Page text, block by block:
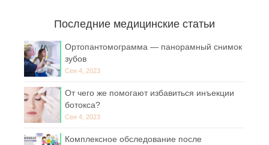
Последние медицинские статьи
Ортопантомограмма — панорамный снимок
зубов
Сен 4, 2023
От чего же помогают избавиться инъекции
ботокса?
Сен 4, 2023
Комплексное обследование после